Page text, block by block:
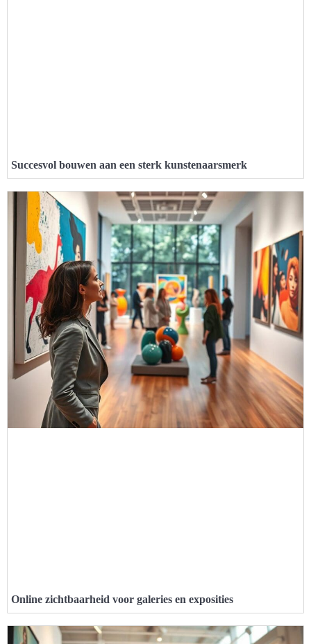
Succesvol bouwen aan een sterk kunstenaarsmerk
Online zichtbaarheid voor galeries en exposities